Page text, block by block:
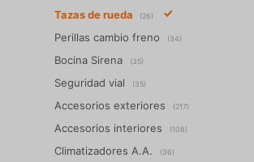
Tazas de rueda (26)
Perillas cambio freno (34)
Bocina Sirena (35)
Seguridad vial (35)
Accesorios exteriores (217)
Accesorios interiores (108)
Climatizadores A.A. (36)